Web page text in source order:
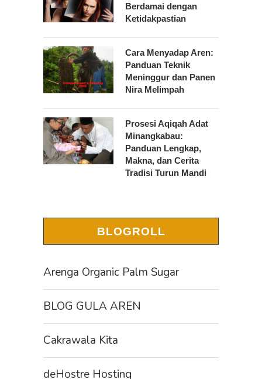
Berdamai dengan
Ketidakpastian
Cara Menyadap Aren:
Panduan Teknik
Meninggur dan Panen
Nira Melimpah
Prosesi Aqiqah Adat
Minangkabau:
Panduan Lengkap,
Makna, dan Cerita
Tradisi Turun Mandi
BLOGROLL
Arenga Organic Palm Sugar
BLOG GULA AREN
Cakrawala Kita
deHostre Hosting